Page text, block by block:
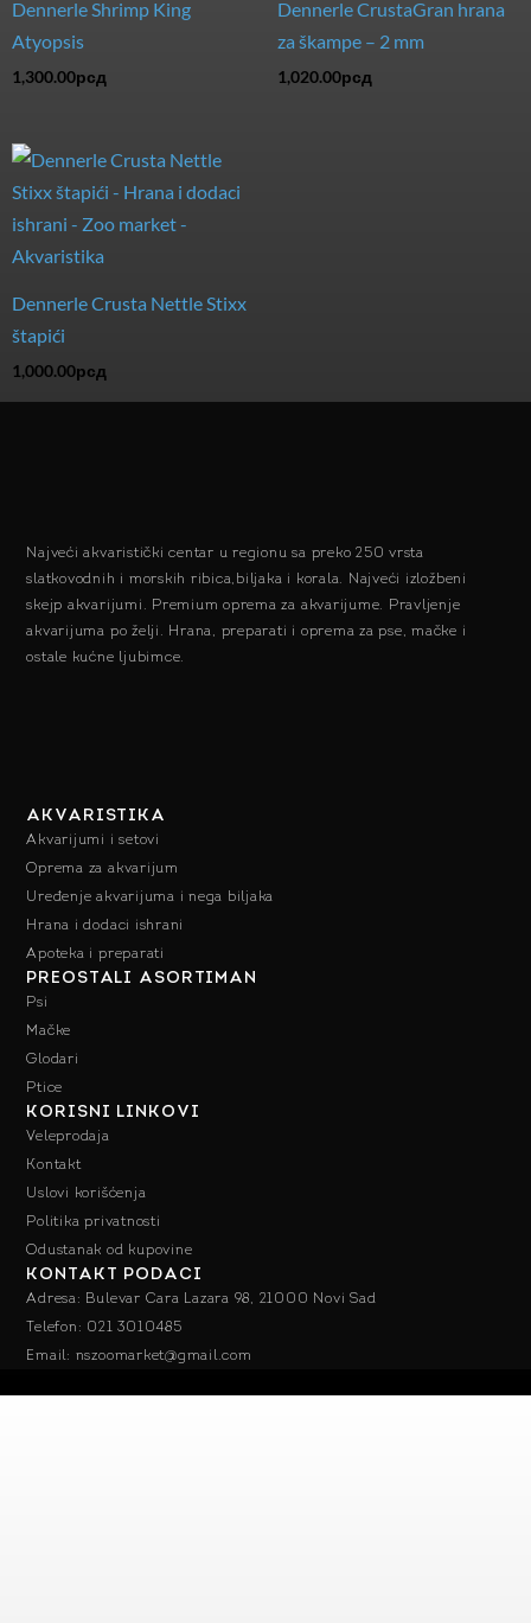
Dennerle Shrimp King
Atyopsis
1,300.00рсд
Dennerle CrustaGran hrana
za škampe – 2 mm
1,020.00рсд
Dennerle Crusta Nettle Stixx
štapići
1,000.00рсд
Najveći akvaristički centar u regionu sa preko 250 vrsta
slatkovodnih i morskih ribica,biljaka i korala. Najveći izložbeni
skejp akvarijumi. Premium oprema za akvarijume. Pravljenje
akvarijuma po želji. Hrana, preparati i oprema za pse, mačke i
ostale kućne ljubimce.
AKVARISTIKA
Akvarijumi i setovi
Oprema za akvarijum
Uređenje akvarijuma i nega biljaka
Hrana i dodaci ishrani
Apoteka i preparati
PREOSTALI ASORTIMAN
Psi
Mačke
Glodari
Ptice
KORISNI LINKOVI
Veleprodaja
Kontakt
Uslovi korišćenja
Politika privatnosti
Odustanak od kupovine
KONTAKT PODACI
Adresa: Bulevar Cara Lazara 98, 21000 Novi Sad
Telefon: 021 3010485
Email: nszoomarket@gmail.com